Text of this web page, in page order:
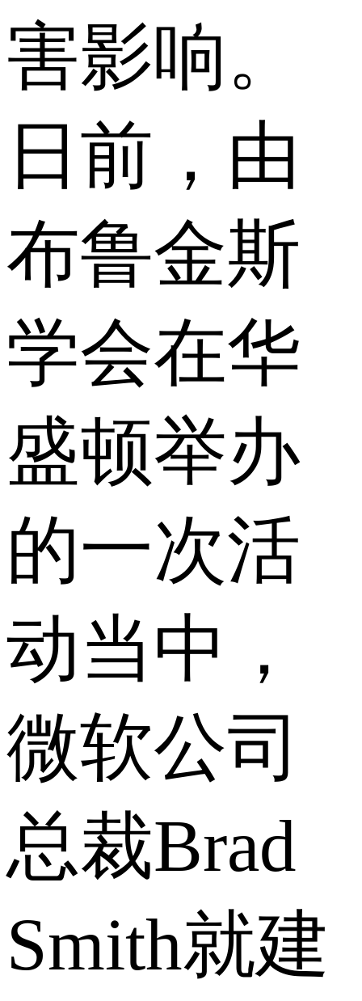
害影响。
日前，由
布鲁金斯
学会在华
盛顿举办
的一次活
动当中，
微软公司
总裁Brad
Smith就建